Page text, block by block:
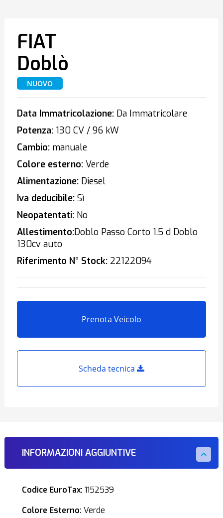
FIAT
Doblò
NUOVO
Data Immatricolazione:Da Immatricolare
Potenza:130 CV / 96 kW
Cambio:manuale
Colore esterno:Verde
Alimentazione:Diesel
Iva deducibile:Sì
Neopatentati:No
Allestimento:Doblo Passo Corto 1.5 d Doblo
130cv auto
Riferimento N° Stock:22122094
Prenota Veicolo
Scheda tecnica
INFORMAZIONI AGGIUNTIVE
Codice EuroTax: 1152539
Colore Esterno: Verde